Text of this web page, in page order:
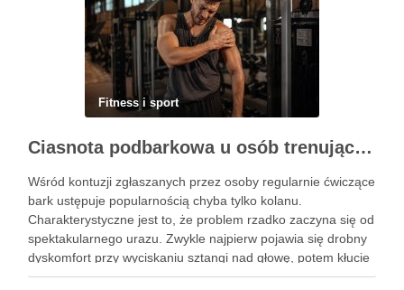
Fitness i sport
Ciasnota podbarkowa u osób trenujących – kiedy bark przestaje wybaczać błędy na siłowni
Wśród kontuzji zgłaszanych przez osoby regularnie ćwiczące
bark ustępuje popularnością chyba tylko kolanu.
Charakterystyczne jest to, że problem rzadko zaczyna się od
spektakularnego urazu. Zwykle najpierw pojawia się drobny
dyskomfort przy wyciskaniu sztangi nad głowę, potem kłucie
przy zakładaniu koszulki, a po kilku tygodniach ból budzi w